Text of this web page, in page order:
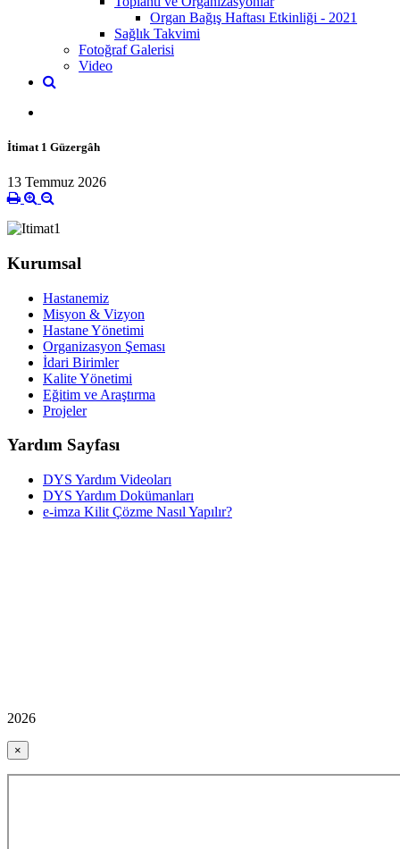
Organ Bağış Haftası Etkinliği - 2021
Sağlık Takvimi
Fotoğraf Galerisi
Video
İtimat 1 Güzergâh
13 Temmuz 2026
Kurumsal
Hastanemiz
Misyon & Vizyon
Hastane Yönetimi
Organizasyon Şeması
İdari Birimler
Kalite Yönetimi
Eğitim ve Araştırma
Projeler
Yardım Sayfası
DYS Yardım Videoları
DYS Yardım Dokümanları
e-imza Kilit Çözme Nasıl Yapılır?
2026
×